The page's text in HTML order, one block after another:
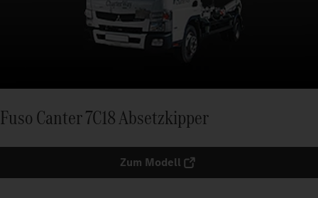
Fuso Canter 7C18 Absetzkipper
Zum Modell